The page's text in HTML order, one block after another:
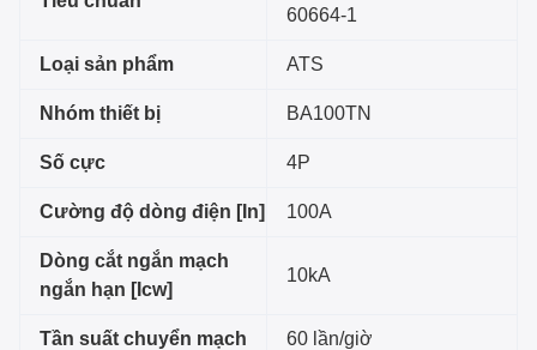
60664-1
Loại sản phẩm ATS
Nhóm thiết bị BA100TN
Số cực 4P
Cường độ dòng điện [In] 100A
Dòng cắt ngắn mạch
ngắn hạn [Icw]
10kA
Tần suất chuyển mạch 60 lần/giờ